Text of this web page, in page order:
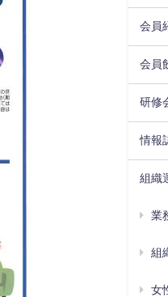
会員
会員
研修
情報
組織
業
組
女